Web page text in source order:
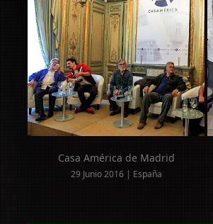
Casa América de Madrid
29 Junio 2016 | España